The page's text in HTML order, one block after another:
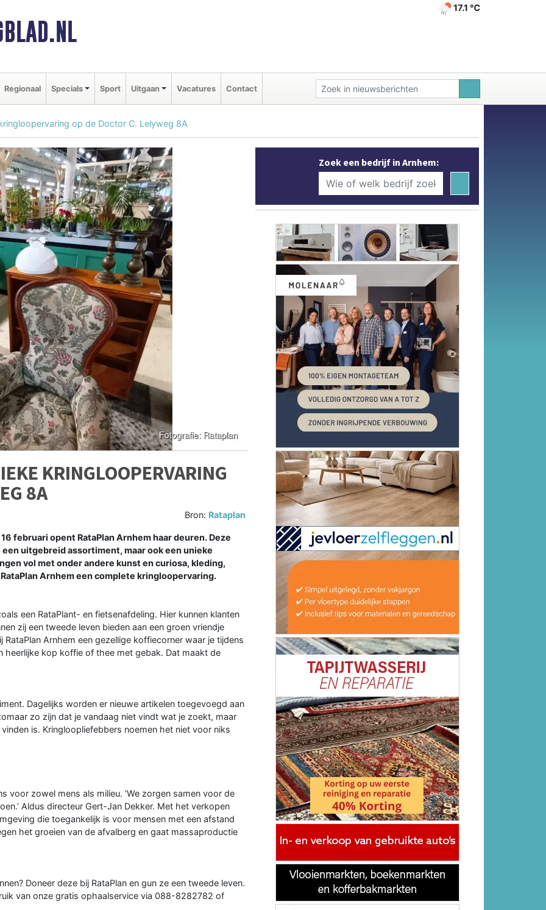
17.1 ℃
Regionaal Specials Sport Uitgaan Vacatures Contact
op de Doctor C. Lelyweg 8A
KRINGLOOPERVARING
8A
Bron: Rataplan
februari opent RataPlan Arnhem haar deuren. Deze
uitgebreid assortiment, maar ook een unieke
vol met onder andere kunst en curiosa, kleding,
Arnhem een complete kringloopervaring.
een RataPlant- en fietsenafdeling. Hier kunnen klanten
zij een tweede leven bieden aan een groen vriendje
Arnhem een gezellige koffiecorner waar je tijdens
kop koffie of thee met gebak. Dat maakt de
Dagelijks worden er nieuwe artikelen toegevoegd aan
zo zijn dat je vandaag niet vindt wat je zoekt, maar
is. Kringloopliefebbers noemen het niet voor niks
voor zowel mens als milieu. ‘We zorgen samen voor de
Aldus directeur Gert-Jan Dekker. Met het verkopen
die toegankelijk is voor mensen met een afstand
het groeien van de afvalberg en gaat massaproductie
Doneer deze bij RataPlan en gun ze een tweede leven.
van onze gratis ophaalservice via 088-8282782 of
Zoek een bedrijf in Arnhem: